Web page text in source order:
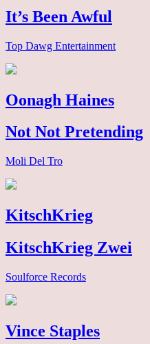
It’s Been Awful
Top Dawg Entertainment
Oonagh Haines
Not Not Pretending
Moli Del Tro
KitschKrieg
KitschKrieg Zwei
Soulforce Records
Vince Staples